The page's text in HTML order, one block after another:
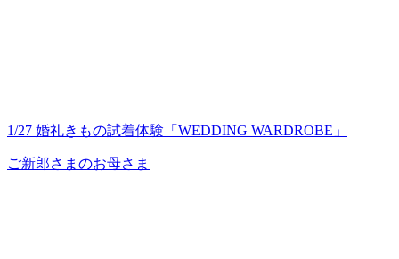
1/27 婚礼きもの試着体験「WEDDING WARDROBE」
ご新郎さまのお母さま